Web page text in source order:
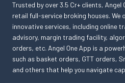
Trusted by over 3.5 Cr+ clients, Angel
retail full-service broking houses. We
innovative services, including online
advisory, margin trading facility,
orders, etc. Angel One App is a
such as basket orders, GTT orders,
and others that help you navigate